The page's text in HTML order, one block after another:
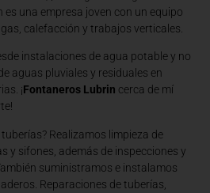
una empresa joven con un equipo
calefacción y trabajos verticales.
instalaciones de agua potable y no
aguas pluviales y residuales en
¡Fontaneros Lubrin cerca de mí
Realizamos limpieza de
y sifones, además de inspecciones y
suministramos e instalamos
Reparaciones de tuberías,